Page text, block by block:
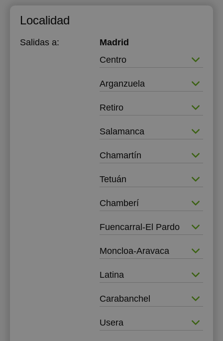
Localidad
Salidas a:
Madrid
Centro
Arganzuela
Retiro
Salamanca
Chamartín
Tetuán
Chamberí
Fuencarral-El Pardo
Moncloa-Aravaca
Latina
Carabanchel
Usera